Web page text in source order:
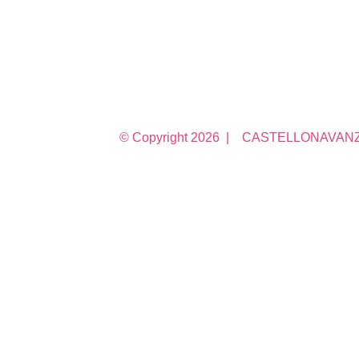
© Copyright 2026 |